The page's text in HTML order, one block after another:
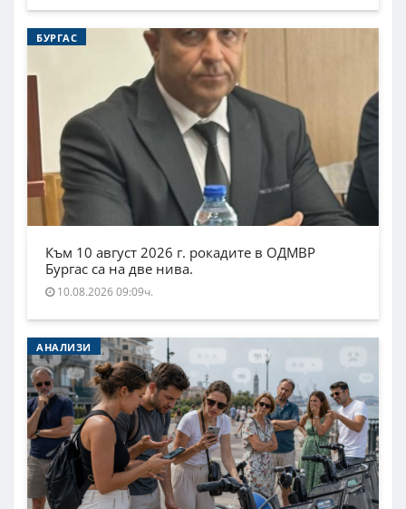
БУРГАС
Към 10 август 2026 г. рокадите в ОДМВР
Бургас са на две нива.
10.08.2026 09:09ч.
АНАЛИЗИ